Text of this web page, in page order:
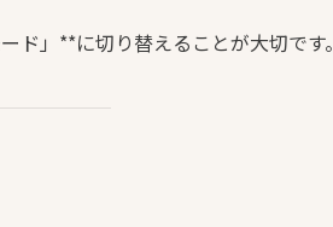
ド」**に切り替えることが大切です。